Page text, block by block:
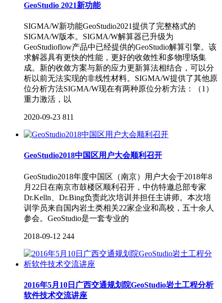
GeoStudio 2021新功能
SIGMA/W新功能GeoStudio2021提供了完整格式的
SIGMA/W版本。SIGMA/W解算器已升级为
GeoStudioflow产品中已经提供的GeoStudio解算引擎。该
求解器具有更快的性能，更好的收敛性和多物理场集
成。新的收敛方案与新的应力更新算法相结合，可以分
析以前无法实现的非线性材料。SIGMA/W提供了其他原
位分析方法SIGMA/W现在有两种原位分析方法：（1）
重力激活，以
2020-09-23 811
GeoStudio2018中国区用户大会顺利召开
GeoStudio2018年度中国区（南京）用户大会于2018年8
月22日在南京市鼓楼区顺利召开，中仿特邀总部专家
Dr.Kelln、Dr.Bing负责此次培训并担任主讲师。本次培
训学员来自国内岩土类相关22家企业和高校，五十余人
参会。GeoStudio是一套专业的
2018-09-12 244
2016年5月10日广西交通规划院GeoStudio岩土工程分析
软件技术交流讲座